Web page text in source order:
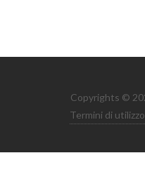
Copyrights ©
Termini di utilizzo